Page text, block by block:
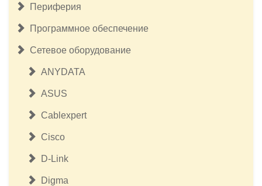
Периферия
Программное обеспечение
Сетевое оборудование
ANYDATA
ASUS
Cablexpert
Cisco
D-Link
Digma